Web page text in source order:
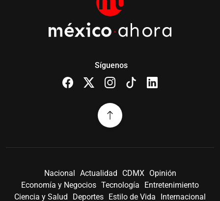
Síguenos
Nacional Actualidad CDMX
Opinión
Economía y Negocios Tecnología
Entretenimiento
Ciencia y Salud
Deportes Estilo de Vida Internacional